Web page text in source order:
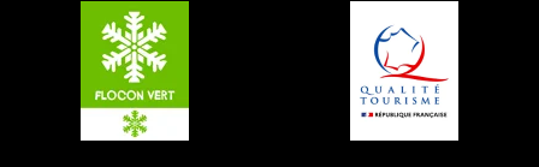
Plagne Villages
Plagne Aime 2000